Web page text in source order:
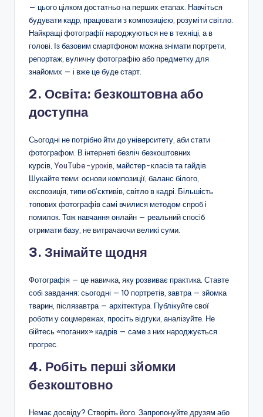
— цього цілком достатньо на перших етапах. Навчіться
будувати кадр, працювати з композицією, розуміти світло.
Найкращі фотографії народжуються не в техніці, а в
голові. Із базовим смартфоном можна знімати портрети,
репортаж, вуличну фотографію або предметку для
знайомих — і вже це буде старт.
2. Освіта: безкоштовна або
доступна
Сьогодні не потрібно йти до університету, аби стати
фотографом. В інтернеті безліч безкоштовних
курсів, YouTube-уроків , майстер-класів та гайдів.
Шукайте теми: основи композиції, баланс білого,
експозиція, типи об’єктивів, світло в кадрі. Більшість
топових фотографів самі вчилися методом спроб і
помилок. Тож навчання онлайн — реальний спосіб
отримати базу, не витрачаючи великі суми.
3. Знімайте щодня
Фотографія — це навичка, яку розвиває практика. Ставте
собі завдання: сьогодні — 10 портретів, завтра — зйомка
тварин, післязавтра — архітектура. Публікуйте свої
роботи у соцмережах, просіть відгуки, аналізуйте. Не
бійтесь «поганих» кадрів — саме з них народжується
прогрес.
4. Робіть перші зйомки
безкоштовно
Немає досвіду? Створіть його. Запропонуйте друзям або